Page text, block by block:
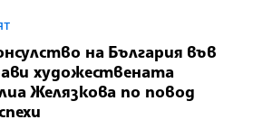
на България във
художествената
Желязкова по повод